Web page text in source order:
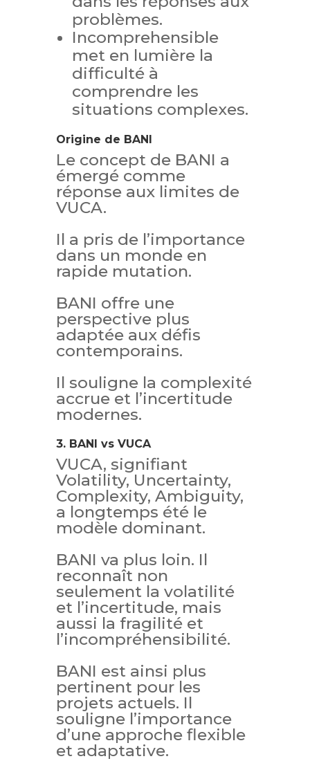
problèmes.
Incomprehensible
met en lumière la
difficulté à
comprendre les
situations complexes.
Origine de BANI
Le concept de BANI a
émergé comme
réponse aux limites de
VUCA.
Il a pris de l’importance
dans un monde en
rapide mutation.
BANI offre une
perspective plus
adaptée aux défis
contemporains.
Il souligne la complexité
accrue et l’incertitude
modernes.
3. BANI vs VUCA
VUCA, signifiant
Volatility, Uncertainty,
Complexity, Ambiguity,
a longtemps été le
modèle dominant.
BANI va plus loin. Il
reconnaît non
seulement la volatilité
et l’incertitude, mais
aussi la fragilité et
l’incompréhensibilité.
BANI est ainsi plus
pertinent pour les
projets actuels. Il
souligne l’importance
d’une approche flexible
et adaptative.